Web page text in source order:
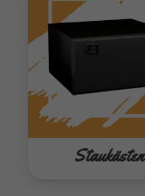
Staukästen